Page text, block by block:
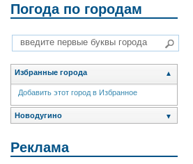
Погода по городам
Избранные города ▲
Добавить этот город в Избранное
Новодугино ▼
Реклама